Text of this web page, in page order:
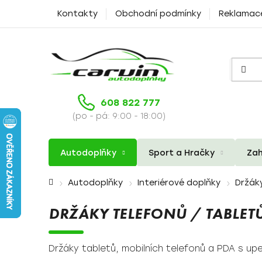
Kontakty Obchodní podmínky
608 822 777
(po - pá: 9:00 - 18:00)
Autodoplňky Sport a Hračky
Domů Autodoplňky Interiérové doplňky
DRŽÁKY TELEFONŮ /
Držáky tabletů, mobilních telefonů a PDA s